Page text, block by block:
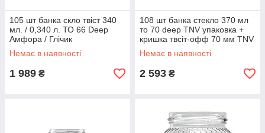
105 шт банка скло твіст 340
мл. / 0,340 л. ТО 66 Deep
Амфора / Глічик
упаковка+кришка твіст-офф
66 мм DWO Deep на вибір
Немає в наявності
1 989 ₴
108 шт банка стекло 370 мл
то 70 deep TNV упаковка +
кришка твсіт-офф 70 мм TNV
золота
Немає в наявності
2 593 ₴